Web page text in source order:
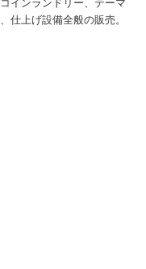
インランドリー、テーマ
仕上げ設備全般の販売。